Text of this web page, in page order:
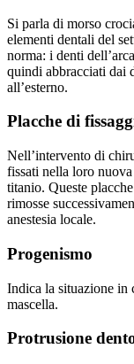
Si parla di morso
elementi dentali del
norma: i denti
quindi abbracciati dai
all’esterno.
Placche di
Nell’intervento di
fissati nella loro
titanio. Queste
rimosse
anestesia locale.
Progenismo
Indica la situazione in
mascella.
Protrusione